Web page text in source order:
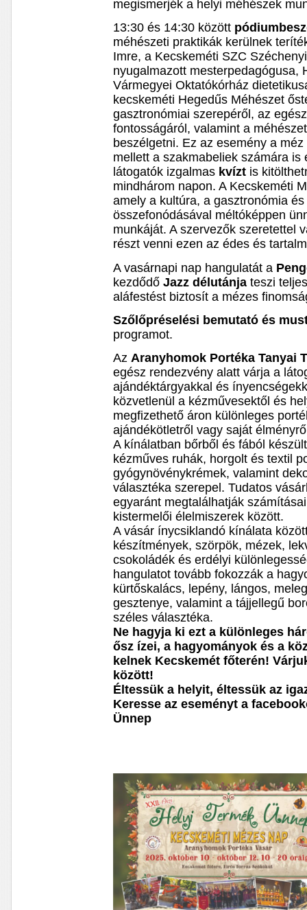
megismerjék a helyi méhészek
13:30 és 14:30 között
méhészeti praktikák kerülnek
Imre, a Kecskeméti SZC
nyugalmazott mesterpedagógusa,
Vármegyei Oktatókórház
kecskeméti Hegedűs Méhészet
gasztronómiai szerepéről, az
fontosságáról, valamint a
beszélgetni. Ez az esemény a
mellett a szakmabeliek számára is
látogatók izgalmas kvízt is
mindhárom napon. A Kecskeméti
amely a kultúra, a gasztronómia
összefonódásával méltóképpen
munkáját. A szervezők szeretettel
részt venni ezen az édes és
A vasárnapi nap hangulatát a
kezdődő Jazz délutánja teszi
aláfestést biztosít a mézes
Szőlőpréselési bemutató és
programot.
AzAranyhomok Portéka Tanyai
egész rendezvény alatt várja a
ajándéktárgyakkal és
közvetlenül a kézművesektől és
megfizethető áron különleges
ajándékötletről vagy saját
A kínálatban bőrből és fából
kézműves ruhák, horgolt és textil
gyógynövénykrémek, valamint
választéka szerepel. Tudatos
egyaránt megtalálhatják
kistermelői élelmiszerek között.
A vásár ínycsiklandó kínálata
készítmények, szörpök, mézek,
csokoládék és erdélyi
hangulatot tovább fokozzák a
kürtőskalács, lepény, lángos,
gesztenye, valamint a tájjellegű
széles választéka.
Ne hagyja ki ezt a különleges
ősz ízei, a hagyományok és a
kelnek Kecskemét főterén!
között!
Éltessük a helyit, éltessük az
Keresse az eseményt a
Ünnep